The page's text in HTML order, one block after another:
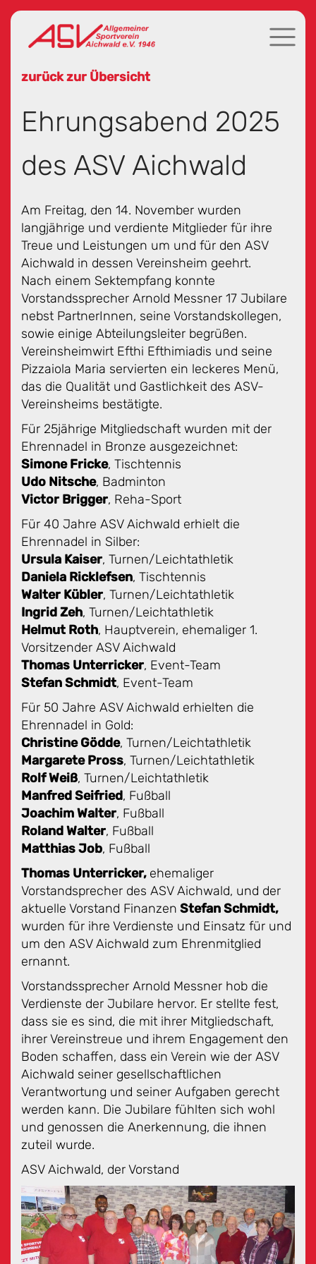
zurück zur Übersicht
Ehrungsabend 2025
des ASV Aichwald
Am Freitag, den 14. November wurden
langjährige und verdiente Mitglieder für ihre
Treue und Leistungen um und für den ASV
Aichwald in dessen Vereinsheim geehrt.
Nach einem Sektempfang konnte
Vorstandssprecher Arnold Messner 17 Jubilare
nebst PartnerInnen, seine Vorstandskollegen,
sowie einige Abteilungsleiter begrüßen.
Vereinsheimwirt Efthi Efthimiadis und seine
Pizzaiola Maria servierten ein leckeres Menü,
das die Qualität und Gastlichkeit des ASV-
Vereinsheims bestätigte.
Für 25jährige Mitgliedschaft wurden mit der
Ehrennadel in Bronze ausgezeichnet:
Simone Fricke, Tischtennis
Udo Nitsche, Badminton
Victor Brigger, Reha-Sport
Für 40 Jahre ASV Aichwald erhielt die
Ehrennadel in Silber:
Ursula Kaiser, Turnen/Leichtathletik
Daniela Ricklefsen, Tischtennis
Walter Kübler, Turnen/Leichtathletik
Ingrid Zeh, Turnen/Leichtathletik
Helmut Roth, Hauptverein, ehemaliger 1.
Vorsitzender ASV Aichwald
Thomas Unterricker, Event-Team
Stefan Schmidt, Event-Team
Für 50 Jahre ASV Aichwald erhielten die
Ehrennadel in Gold:
Christine Gödde, Turnen/Leichtathletik
Margarete Pross, Turnen/Leichtathletik
Rolf Weiß, Turnen/Leichtathletik
Manfred Seifried, Fußball
Joachim Walter, Fußball
Roland Walter, Fußball
Matthias Job, Fußball
Thomas Unterricker, ehemaliger
Vorstandsprecher des ASV Aichwald, und der
aktuelle Vorstand Finanzen Stefan Schmidt,
wurden für ihre Verdienste und Einsatz für und
um den ASV Aichwald zum Ehrenmitglied
ernannt.
Vorstandssprecher Arnold Messner hob die
Verdienste der Jubilare hervor. Er stellte fest,
dass sie es sind, die mit ihrer Mitgliedschaft,
ihrer Vereinstreue und ihrem Engagement den
Boden schaffen, dass ein Verein wie der ASV
Aichwald seiner gesellschaftlichen
Verantwortung und seiner Aufgaben gerecht
werden kann. Die Jubilare fühlten sich wohl
und genossen die Anerkennung, die ihnen
zuteil wurde.
ASV Aichwald, der Vorstand